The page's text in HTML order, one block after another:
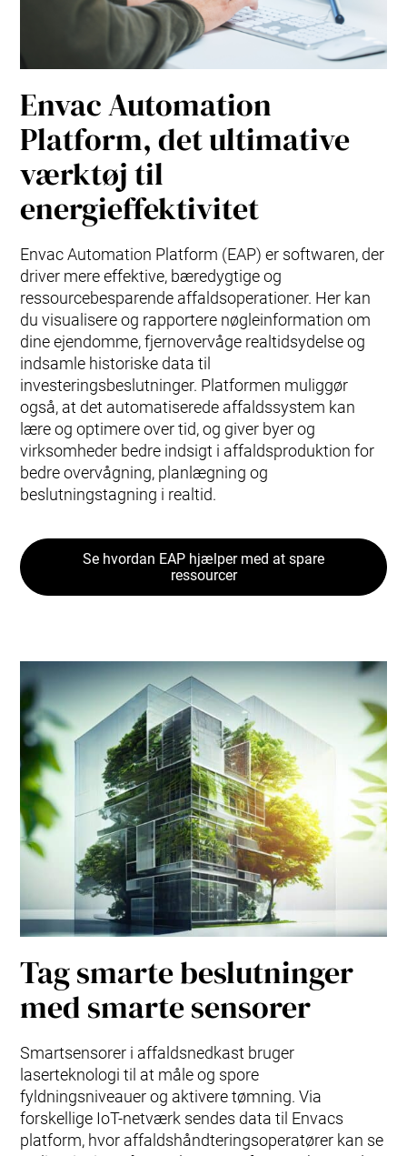
Envac Automation
Platform, det ultimative
værktøj til
energieffektivitet
Envac Automation Platform (EAP) er softwaren, der
driver mere effektive, bæredygtige og
ressourcebesparende affaldsoperationer. Her kan
du visualisere og rapportere nøgleinformation om
dine ejendomme, fjernovervåge realtidsydelse og
indsamle historiske data til
investeringsbeslutninger. Platformen muliggør
også, at det automatiserede affaldssystem kan
lære og optimere over tid, og giver byer og
virksomheder bedre indsigt i affaldsproduktion for
bedre overvågning, planlægning og
beslutningstagning i realtid.
Se hvordan EAP hjælper med at spare
ressourcer
Tag smarte beslutninger
med smarte sensorer
Smartsensorer i affaldsnedkast bruger
laserteknologi til at måle og spore
fyldningsniveauer og aktivere tømning. Via
forskellige IoT-netværk sendes data til Envacs
platform, hvor affaldshåndteringsoperatører kan se